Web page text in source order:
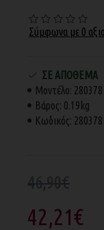
Σύμφωνα με 0
42,21€
ΣΕ ΑΠΌΘΕΜΑ
Μοντέλο: 280378
Βάρος: 0.19kg
Κωδικός: 280378